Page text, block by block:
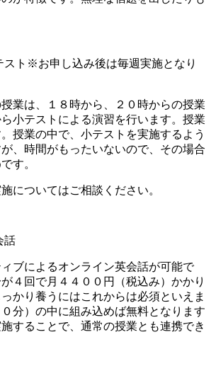
ト※お申し込み後は毎週実施となり
業は、１８時から、２０時からの授業
小テストによる演習を行います。授業
授業の中で、小テストを実施するよう
、時間がもったいないので、その場合
す。
についてはご相談ください。
話
ブによるオンライン英会話が可能で
４回で月４４００円（税込み）かかり
かり養うにはこれからは必須といえま
分）の中に組み込めば無料となります
することで、通常の授業とも連携でき